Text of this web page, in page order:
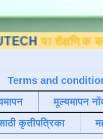
ब्लॉगवर आपले
Terms and
मूल्यमापन
कृतीपत्रिका